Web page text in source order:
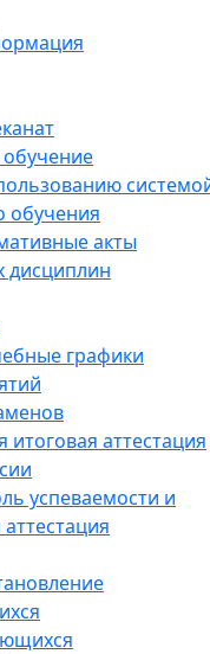
обучения
акты
дисциплин
графики
итоговая аттестация
успеваемости и